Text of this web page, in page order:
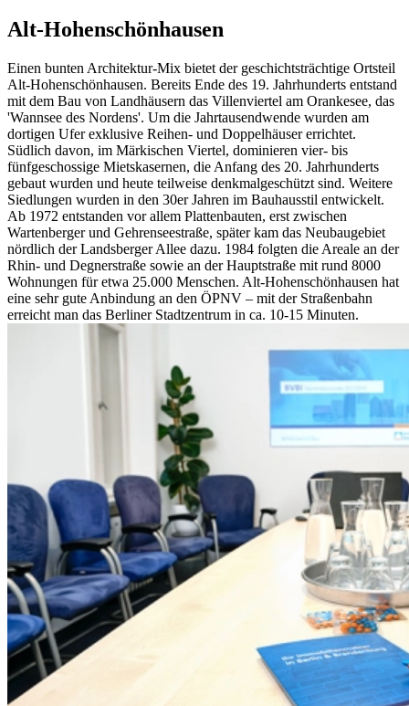
Alt-Hohenschönhausen
Einen bunten Architektur-Mix bietet der geschichtsträchtige Ortsteil
Alt-Hohenschönhausen. Bereits Ende des 19. Jahrhunderts entstand
mit dem Bau von Landhäusern das Villenviertel am Orankesee, das
'Wannsee des Nordens'. Um die Jahrtausendwende wurden am
dortigen Ufer exklusive Reihen- und Doppelhäuser errichtet.
Südlich davon, im Märkischen Viertel, dominieren vier- bis
fünfgeschossige Mietskasernen, die Anfang des 20. Jahrhunderts
gebaut wurden und heute teilweise denkmalgeschützt sind. Weitere
Siedlungen wurden in den 30er Jahren im Bauhausstil entwickelt.
Ab 1972 entstanden vor allem Plattenbauten, erst zwischen
Wartenberger und Gehrenseestraße, später kam das Neubaugebiet
nördlich der Landsberger Allee dazu. 1984 folgten die Areale an der
Rhin- und Degnerstraße sowie an der Hauptstraße mit rund 8000
Wohnungen für etwa 25.000 Menschen. Alt-Hohenschönhausen hat
eine sehr gute Anbindung an den ÖPNV – mit der Straßenbahn
erreicht man das Berliner Stadtzentrum in ca. 10-15 Minuten.